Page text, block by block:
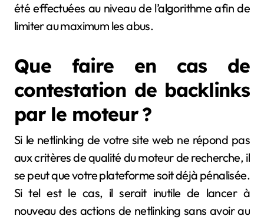
été effectuées au niveau de l’algorithme afin de
limiter au maximum les abus.
Que faire en cas de
contestation de backlinks
par le moteur ?
Si le netlinking de votre site web ne répond pas
aux critères de qualité du moteur de recherche, il
se peut que votre plateforme soit déjà pénalisée.
Si tel est le cas, il serait inutile de lancer à
nouveau des actions de netlinking sans avoir au